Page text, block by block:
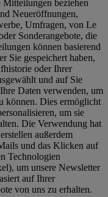
Mitteilungen beziehen
Neueröffnungen,
Umfragen, von Le
Sonderangebote, die
können basierend
Sie gespeichert haben,
oder Ihrer
und auf Sie
Daten verwenden, um
können. Dies ermöglicht
um sie
Die Verwendung hat
außerdem
und das Klicken auf
Technologien
um unsere Newsletter
auf Ihrer
von uns zu erhalten.